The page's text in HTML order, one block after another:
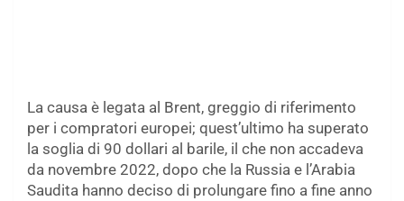
La causa è legata al Brent, greggio di riferimento
per i compratori europei; quest’ultimo ha superato
la soglia di 90 dollari al barile, il che non accadeva
da novembre 2022, dopo che la Russia e l’Arabia
Saudita hanno deciso di prolungare fino a fine anno